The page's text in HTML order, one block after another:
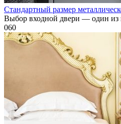
Стандартный размер
Выбор входной двери — один из
060